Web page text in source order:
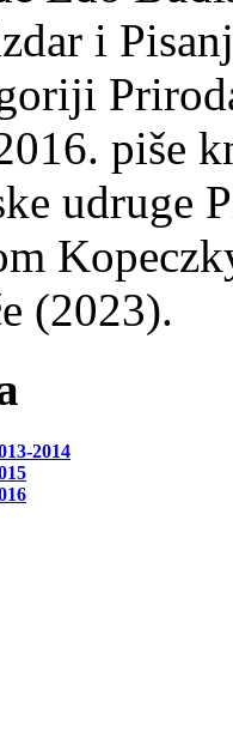
i
piše
udruge
(2023).
2014